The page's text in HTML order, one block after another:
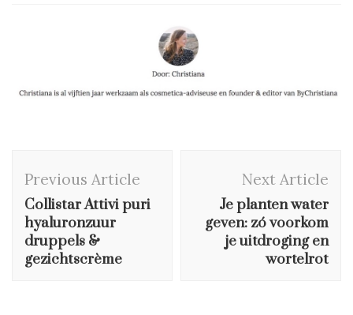
Navigation
Previous Article
Collistar Attivi puri
hyaluronzuur
druppels &
gezichtscrème
Next Article
Je planten water
geven: zó voorkom
je uitdroging en
wortelrot